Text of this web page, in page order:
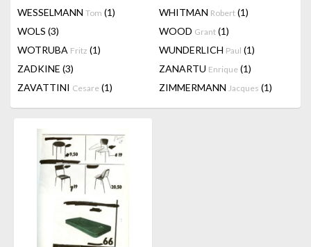
WESSELMANN Tom (1) WHITMAN Robert (1)
WOLS (3) WOOD Grant (1)
WOTRUBA Fritz (1) WUNDERLICH Paul (1)
ZADKINE (3) ZANARTU Enrique (1)
ZAVATTINI Cesare (1) ZIMMERMANN Jacques (1)